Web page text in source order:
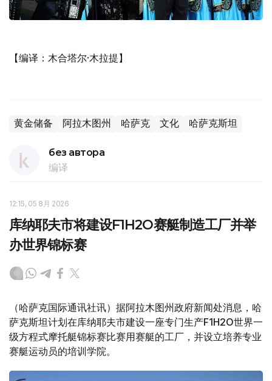
【编译：木合塔尔·木拉提】
黄金储备 阿拉木图州 哈萨克 文化 哈萨克斯坦
без автора
编译
12:15, 05 8月 2026
库纳耶夫市将建设F1H2O赛艇制造工厂并举
办世界锦标赛
（哈萨克国际通讯社讯）据阿拉木图州政府新闻处消息，哈
萨克斯坦计划在库纳耶夫市建设一座专门生产F1H2O世界一
级方程式摩托艇锦标赛比赛用赛艇的工厂，并设立培养专业
赛艇运动员的培训学院。